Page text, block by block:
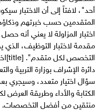
أحد"، لافتاً إلى أن الاختبار
المتقدمين حسب خبرتهم
اختبار المزاولة لا يعني
مقدمة لاختبار التوظيف،
سؤال اختيار متعدد، وسيجري
الكتابة والأداء وطريقة
منتقين من أفضل التخصصات.